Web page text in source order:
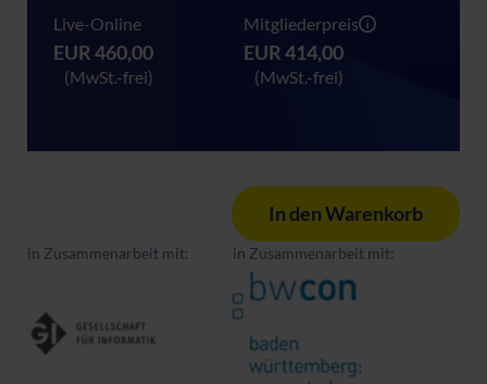
Live-Online
EUR 460,00
(MwSt.-frei)
Mitgliederpreis
EUR 414,00
(MwSt.-frei)
In den Warenkorb
in Zusammenarbeit mit: in Zusammenarbeit mit: